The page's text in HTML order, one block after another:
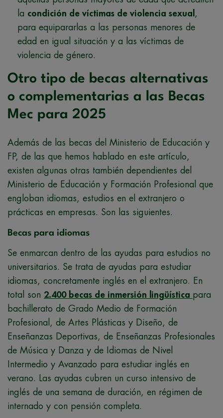
la condición de víctimas de violencia sexual ,
para equipararlas a las personas menores de
edad en igual situación y a las víctimas de
violencia de género.
Otro tipo de becas alternativas
o complementarias a las Becas
Mec para 2025
Además de las becas del Ministerio de Educación y
FP, de las que hemos hablado en este artículo,
existen algunas otras también dependientes del
Ministerio de Educación y Formación Profesional que
engloban idiomas, estudios en el extranjero o
prácticas en empresas. Son las siguientes.
Becas para idiomas
Se enmarcan dentro de las ayudas para estudios no
universitarios. Se trata de ayudas para estudiar
idiomas, concretamente inglés en el extranjero. En
total son 2.400 becas de inmersión lingüística para
bachillerato de Grado Medio de Formación
Profesional, de Artes Plásticas y Diseño, de
Enseñanzas Deportivas, de Enseñanzas Profesionales
de Música y Danza y de Idiomas de Nivel
Intermedio y Avanzado para estudiar inglés en
verano. Las ayudas cubren un curso intensivo de
inglés de una semana de duración, en régimen de
internado y con pensión completa.